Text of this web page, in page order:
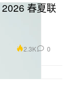
春夏联
2.3K 0